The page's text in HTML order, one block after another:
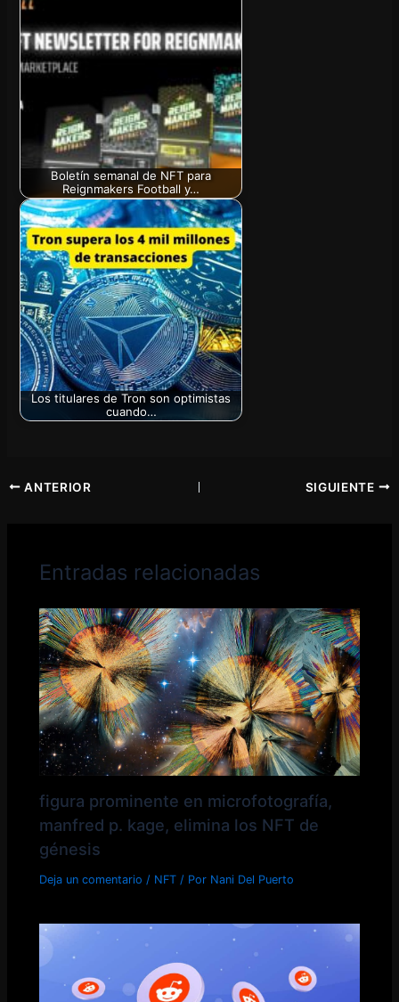
Boletín semanal de NFT para
Reignmakers Football y…
Los titulares de Tron son optimistas
cuando…
ANTERIOR SIGUIENTE
Entradas relacionadas
figura prominente en microfotografía,
manfred p. kage, elimina los NFT de
génesis
Deja un comentario / NFT / Por Nani Del Puerto